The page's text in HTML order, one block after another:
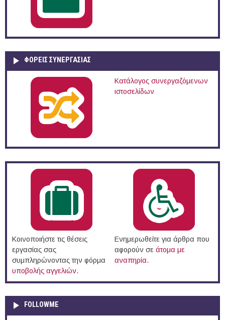
ΦΟΡΕΙΣ ΣΥΝΕΡΓΑΣΙΑΣ
Κατάλογος συνεργαζόμενων
ιστοσελίδων
Κοινοποιήστε τις θέσεις
εργασίας σας
συμπληρώνοντας την φόρμα
υποβολής αγγελιών.
Ενημερωθείτε για άρθρα που
αφορούν σε άτομα με
αναπηρία.
FOLLOWME